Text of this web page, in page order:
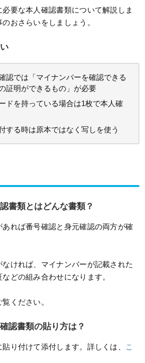
要な本人確認書類について解説しま
おさらいをしましょう。
認では「マイナンバーを確認できる
証明ができるもの」が必要
ドを持っている場合は1枚で本人確
する時は原本ではなく写しを使う
書類とはどんな書類？
れば番号確認と身元確認の両方が確
ければ、マイナンバーが記載された
どの組み合わせになります。
覧ください。
認書類の貼り方は？
り付けて添付します。詳しくは、
こ